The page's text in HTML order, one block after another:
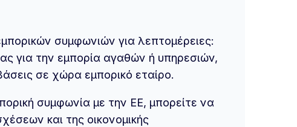
συμφωνιών για λεπτομέρειες:
για την εμπορία αγαθών ή υπηρεσιών,
σε χώρα εμπορικό εταίρο.
συμφωνία με την ΕΕ, μπορείτε να
και της οικονομικής